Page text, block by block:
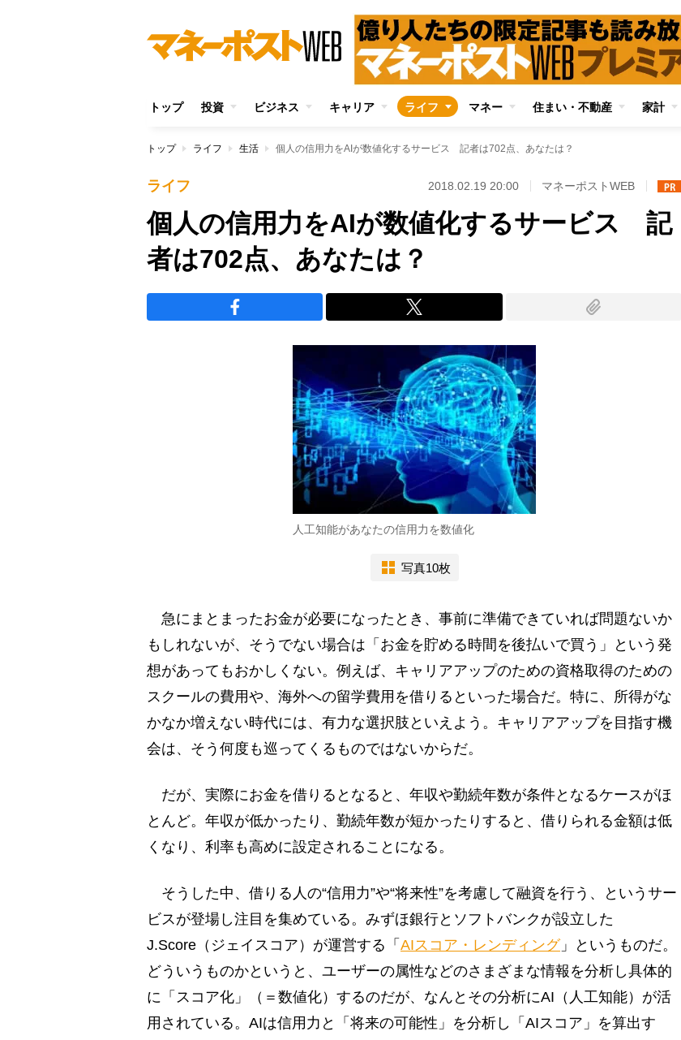
トップ 投資 ビジネス キャリア ライフ マネー 住まい・不動産 家計
トップ ライフ 生活 個人の信用力をAIが数値化するサービス 記者は702点、あなたは？
ライフ 2018.02.19 20:00 マネーポストWEB
個人の信用力をAIが数値化するサービス 記
者は702点、あなたは？
人工知能があなたの信用力を数値化
写真10枚
急にまとまったお金が必要になったとき、事前に準備できていれば問題ないか
もしれないが、そうでない場合は「お金を貯める時間を後払いで買う」という発
想があってもおかしくない。例えば、キャリアアップのための資格取得のための
スクールの費用や、海外への留学費用を借りるといった場合だ。特に、所得がな
かなか増えない時代には、有力な選択肢といえよう。キャリアアップを目指す機
会は、そう何度も巡ってくるものではないからだ。
だが、実際にお金を借りるとなると、年収や勤続年数が条件となるケースがほ
とんど。年収が低かったり、勤続年数が短かったりすると、借りられる金額は低
くなり、利率も高めに設定されることになる。
そうした中、借りる人の“信用力”や“将来性”を考慮して融資を行う、というサー
ビスが登場し注目を集めている。みずほ銀行とソフトバンクが設立した
J.Score（ジェイスコア）が運営する「 AIスコア・レンディング」というものだ。
どういうものかというと、ユーザーの属性などのさまざまな情報を分析し具体的
に「スコア化」（＝数値化）するのだが、なんとその分析にAI（人工知能）が活
用されている。AIは信用力と「将来の可能性」を分析し「AIスコア」を算出す